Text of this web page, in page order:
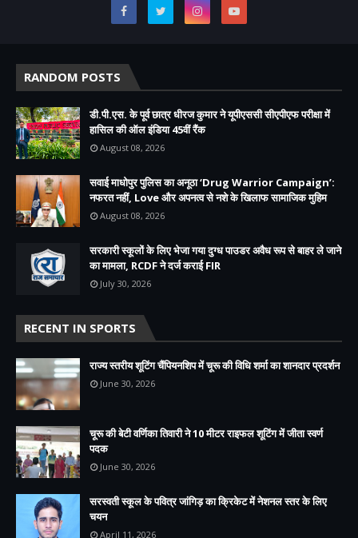
RANDOM POSTS
डी.पी.एस. के पूर्व छात्र धीरज कुमार ने यूपीएससी सीएपीएफ परीक्षा में
हासिल की ऑल इंडिया 45वीं रैंक
August 08, 2026
सवाई माधोपुर पुलिस का अनूठा ‘Drug Warrior Campaign’:
नफरत नहीं, Love और अपनत्व से नशे के खिलाफ सामाजिक मुहिम
August 08, 2026
सरकारी स्कूलों के लिए भेजा गया दुग्ध पाउडर अवैध रूप से बाहर ले जाने
का मामला, RCDF ने दर्ज कराई FIR
July 30, 2026
RECENT IN SPORTS
राज्य स्तरीय शूटिंग चैंपियनशिप में चूरू की विधि शर्मा का शानदार प्रदर्शन
June 30, 2026
चूरू की बेटी वर्णिका तिवारी ने 10 मीटर राइफल शूटिंग में जीता स्वर्ण
पदक
June 30, 2026
सरस्वती स्कूल के पवित्र जांगिड़ का क्रिकेट में नेशनल स्तर के लिए
चयन
April 11, 2026